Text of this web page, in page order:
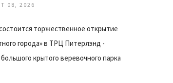
08, 2026
торжественное открытие
города» в ТРЦ Питерлэнд -
крытого веревочного парка